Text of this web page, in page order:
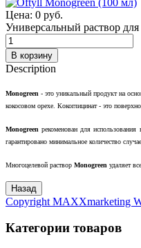
Цена: 0 руб.
Универсальный раствор
Description
Monogreen - это уникальный продукт на
кокосовом орехе. Кокоглицинат - это
Monogreenрекоменован для
гарантировано минимальное количество
Многоцелевой раствор Monogreen удаляет
Copyright MAXXmarketing
Категории товаров